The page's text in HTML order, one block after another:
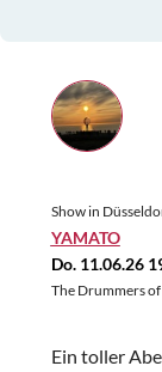
Show in
YAMATO
Do. 11.06.26
The Drummers of
Ein toller